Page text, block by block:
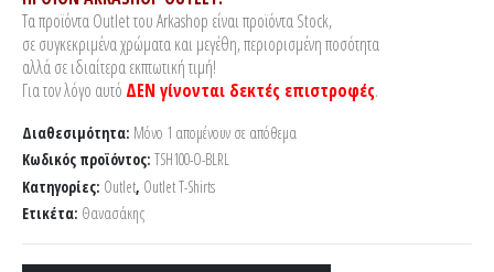
€21.00.είναι:
€14.00.
Τα προϊόντα Outlet του Arkashop είναι προϊόντα Stock,
σε συγκεκριμένα χρώματα και μεγέθη, περιορισμένη ποσότητα
αλλά σε ιδιαίτερα εκπτωτική τιμή!
Για τον λόγο αυτό ΔΕΝ γίνονται δεκτές επιστροφές.
Διαθεσιμότητα: Μόνο 1 απομένουν σε απόθεμα
Κωδικός προϊόντος: TSH100-O-BLRL
Κατηγορίες: Outlet, Outlet T-Shirts
Ετικέτα: Θανασάκης